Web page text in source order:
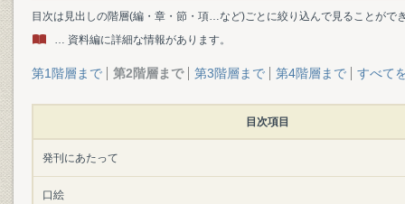
目次は見出しの階層(編・章・節・項…など)ごとに絞り込んで見ることがで
… 資料編に詳細な情報があります。
第1階層まで 第2階層まで 第3階層まで 第4階層まで すべて
目次項目
発刊にあたって
口絵